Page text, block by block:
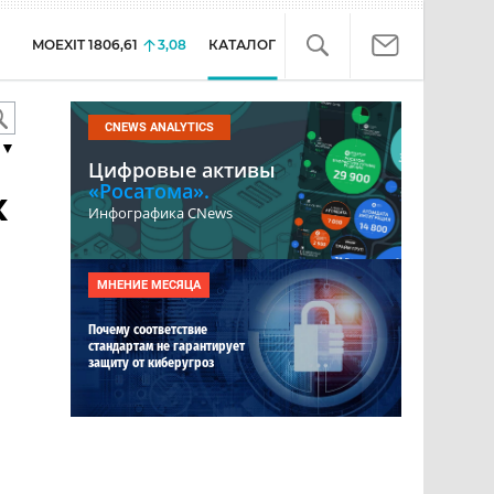
MOEXIT 1806,61 3,08 КАТАЛОГ
CNEWS ANALYTICS
Цифровые активы
«Росатома».
Инфографика CNews
МНЕНИЕ МЕСЯЦА
Почему соответствие
стандартам не гарантирует
защиту от киберугроз